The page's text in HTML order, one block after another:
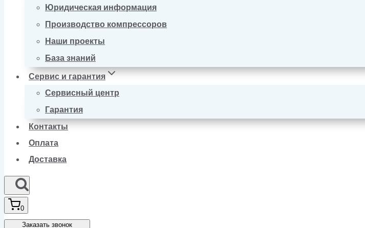
Юридическая информация
Производство компрессоров
Наши проекты
База знаний
Сервис и гарантия
Сервисный центр
Гарантия
Контакты
Оплата
Доставка
0
Заказать звонок